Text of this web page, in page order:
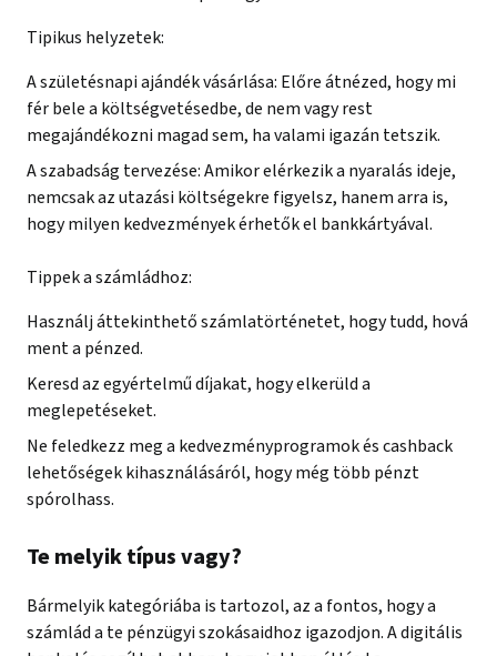
Tipikus helyzetek:
A születésnapi ajándék vásárlása: Előre átnézed, hogy mi
fér bele a költségvetésedbe, de nem vagy rest
megajándékozni magad sem, ha valami igazán tetszik.
A szabadság tervezése: Amikor elérkezik a nyaralás ideje,
nemcsak az utazási költségekre figyelsz, hanem arra is,
hogy milyen kedvezmények érhetők el bankkártyával.
Tippek a számládhoz:
Használj áttekinthető számlatörténetet, hogy tudd, hová
ment a pénzed.
Keresd az egyértelmű díjakat, hogy elkerüld a
meglepetéseket.
Ne feledkezz meg a kedvezményprogramok és cashback
lehetőségek kihasználásáról, hogy még több pénzt
spórolhass.
Te melyik típus vagy?
Bármelyik kategóriába is tartozol, az a fontos, hogy a
számlád a te pénzügyi szokásaidhoz igazodjon. A digitális